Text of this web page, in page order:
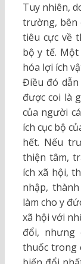
Tuy nhiên,
trường, bên
tiêu cực về
bộ y tế.
hóa lợi ích
Điều đó
được coi là
của người
ích cục bộ
hết. Nếu
thiện tâm,
ích xã hội,
nhập,
làm cho y
xã hội với
đổi, nhưng
thuốc trong